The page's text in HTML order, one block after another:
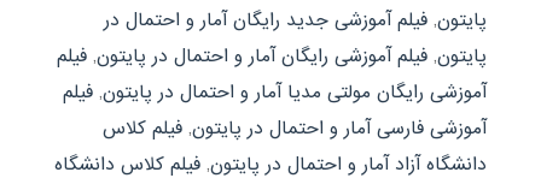
پایتون, فیلم آموزشی جدید رایگان آمار و احتمال در
پایتون, فیلم آموزشی رایگان آمار و احتمال در پایتون, فیلم
آموزشی رایگان مولتی مدیا آمار و احتمال در پایتون, فیلم
آموزشی فارسی آمار و احتمال در پایتون, فیلم کلاس
دانشگاه آزاد آمار و احتمال در پایتون, فیلم کلاس دانشگاه